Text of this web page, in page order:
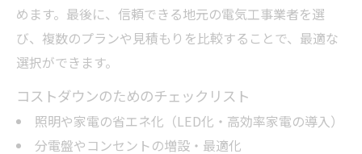
めます。最後に、信頼できる地元の電気工事業者を選
び、複数のプランや見積もりを比較することで、最適な
選択ができます。
コストダウンのためのチェックリスト
照明や家電の省エネ化（LED化・高効率家電の導入）
分電盤やコンセントの増設・最適化